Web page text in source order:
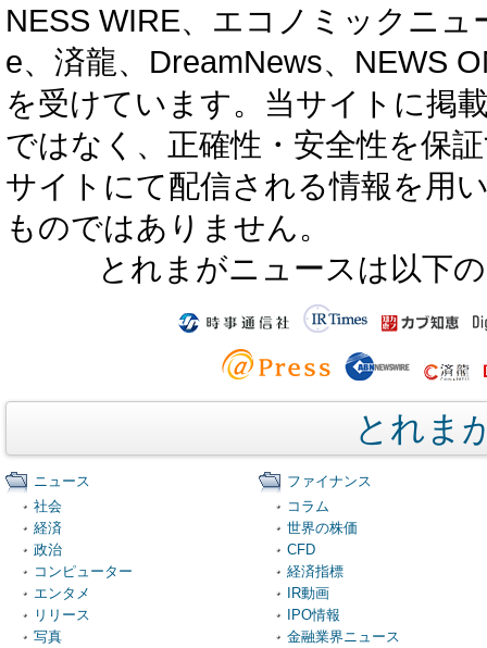
NESS WIRE、エコノミックニ
e、済龍、DreamNews、NEWS
を受けています。当サイトに掲
ではなく、正確性・安全性を保
サイトにて配信される情報を用
ものではありません。
とれまがニュースは以下
とれま
ニュース
社会
経済
政治
コンピューター
エンタメ
リリース
写真
ファイナンス
コラム
世界の株価
CFD
経済指標
IR動画
IPO情報
金融業界ニュース